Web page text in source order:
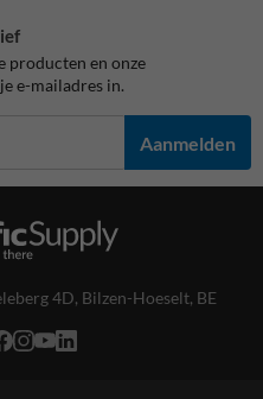
producten en onze
e-mailadres in.
Aanmelden
4D, Bilzen-Hoeselt, BE